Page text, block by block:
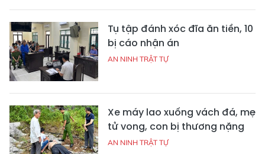
Tụ tập đánh xóc đĩa ăn tiền, 10
bị cáo nhận án
AN NINH TRẬT TỰ
Xe máy lao xuống vách đá, mẹ
tử vong, con bị thương nặng
AN NINH TRẬT TỰ